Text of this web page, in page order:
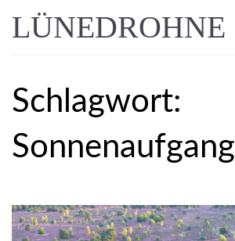
LÜNEDROHNE
Schlagwort:
Sonnenaufgang